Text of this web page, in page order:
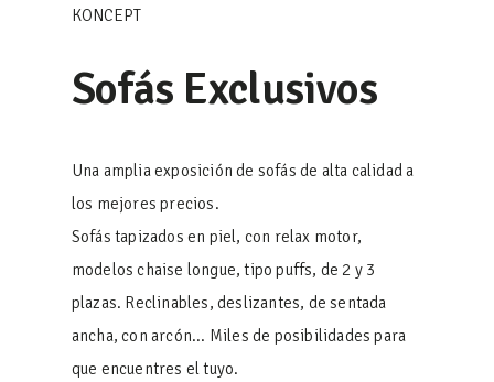
KONCEPT
Sofás Exclusivos
Una amplia exposición de sofás de alta calidad a
los mejores precios.
Sofás tapizados en piel, con relax motor,
modelos chaise longue, tipo puffs, de 2 y 3
plazas. Reclinables, deslizantes, de sentada
ancha, con arcón... Miles de posibilidades para
que encuentres el tuyo.